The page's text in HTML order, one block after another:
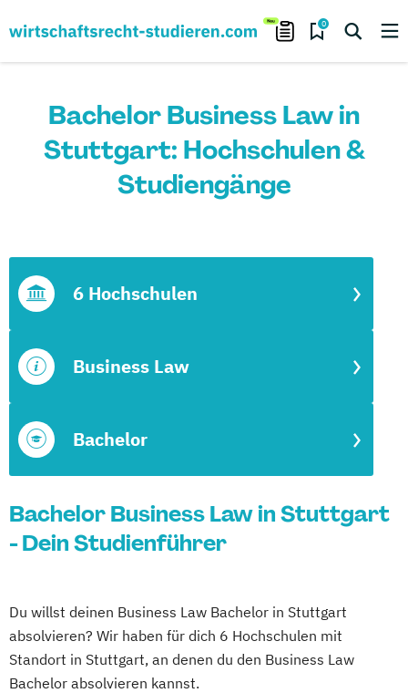
0
Bachelor Business Law in
Stuttgart: Hochschulen &
Studiengänge
Bachelor
Business Law
6 Hochschulen
Bachelor Business Law in Stuttgart
- Dein Studienführer
Du willst deinen Business Law Bachelor in Stuttgart
absolvieren? Wir haben für dich 6 Hochschulen mit
Standort in Stuttgart, an denen du den Business Law
Bachelor absolvieren kannst.